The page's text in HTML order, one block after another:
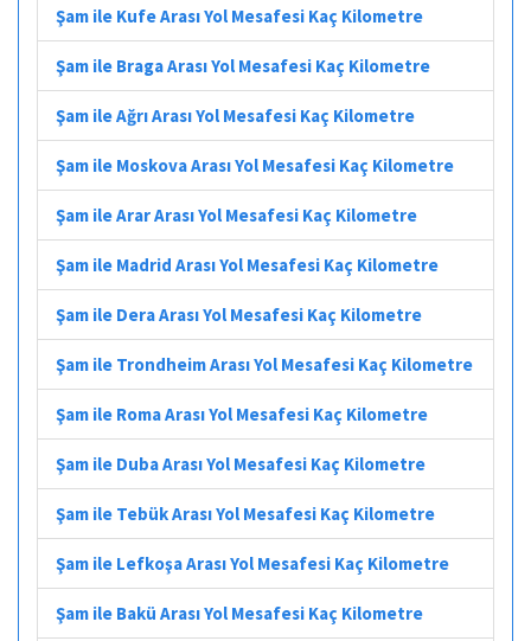
Şam ile Kufe Arası Yol Mesafesi Kaç Kilometre
Şam ile Braga Arası Yol Mesafesi Kaç Kilometre
Şam ile Ağrı Arası Yol Mesafesi Kaç Kilometre
Şam ile Moskova Arası Yol Mesafesi Kaç Kilometre
Şam ile Arar Arası Yol Mesafesi Kaç Kilometre
Şam ile Madrid Arası Yol Mesafesi Kaç Kilometre
Şam ile Dera Arası Yol Mesafesi Kaç Kilometre
Şam ile Trondheim Arası Yol Mesafesi Kaç Kilometre
Şam ile Roma Arası Yol Mesafesi Kaç Kilometre
Şam ile Duba Arası Yol Mesafesi Kaç Kilometre
Şam ile Tebük Arası Yol Mesafesi Kaç Kilometre
Şam ile Lefkoşa Arası Yol Mesafesi Kaç Kilometre
Şam ile Bakü Arası Yol Mesafesi Kaç Kilometre